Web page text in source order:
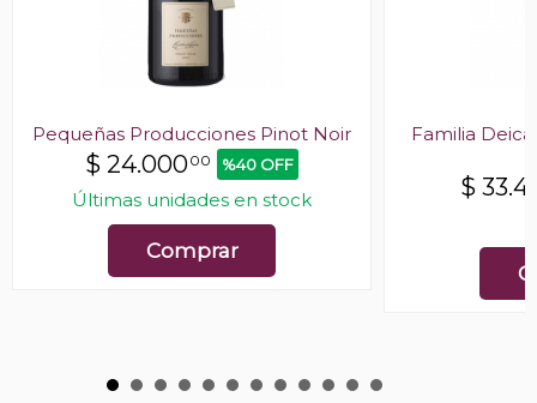
Pequeñas Producciones Pinot Noir
$ 24.00000 %40 OFF
Últimas unidades en stock
Comprar
Familia
$